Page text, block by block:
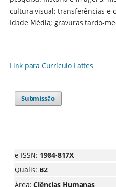
cultura visual; transferências e
Idade Média; gravuras tardo-
Link para Currículo Lattes
Submissão
e-ISSN: 1984-817X
Qualis: B2
Área: Ciências Humanas